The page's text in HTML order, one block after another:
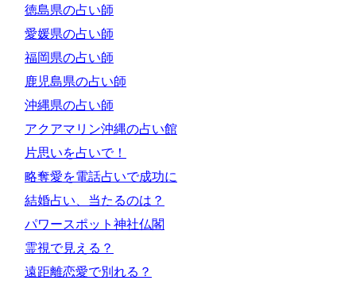
徳島県の占い師
愛媛県の占い師
福岡県の占い師
鹿児島県の占い師
沖縄県の占い師
アクアマリン沖縄の占い館
片思いを占いで！
略奪愛を電話占いで成功に
結婚占い、当たるのは？
パワースポット神社仏閣
霊視で見える？
遠距離恋愛で別れる？